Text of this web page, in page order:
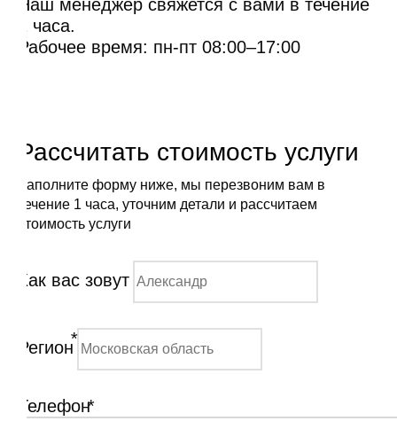
Наш менеджер свяжется с вами в течение
1 часа.
Рабочее время: пн-пт 08:00–17:00
Рассчитать стоимость услуги
Заполните форму ниже, мы перезвоним вам в
течение 1 часа, уточним детали и рассчитаем
стоимость услуги
Как вас зовут
Регион*
Телефон*